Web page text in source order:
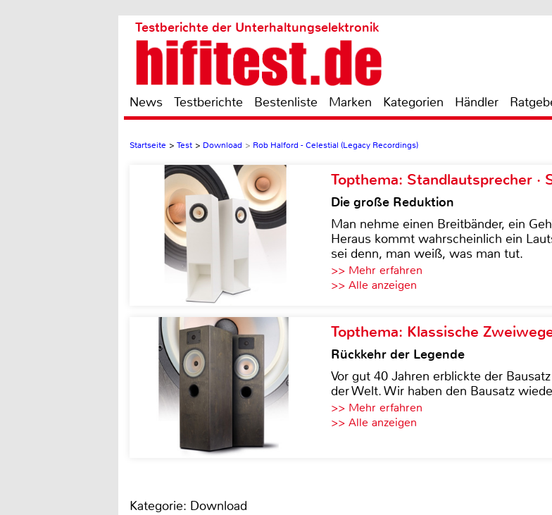
Testberichte der Unterhaltungselektronik
News Testberichte Bestenliste Marken Kategorien Händler
Startseite > Test > Download > Rob Halford - Celestial (Legacy Recordings)
Topthema: Standlautsprecher ·
Die große Reduktion
Man nehme einen Breitbänder, ein
Heraus kommt wahrscheinlich ein
sei denn, man weiß, was man tut.
>> Mehr erfahren
>> Alle anzeigen
Topthema: Klassische
Rückkehr der Legende
Vor gut 40 Jahren erblickte der
der Welt. Wir haben den Bausatz
>> Mehr erfahren
>> Alle anzeigen
Kategorie: Download